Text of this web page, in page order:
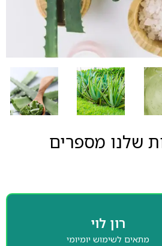
שלנו מספרים
רון לוי
מתאים לשימוש יומיומי